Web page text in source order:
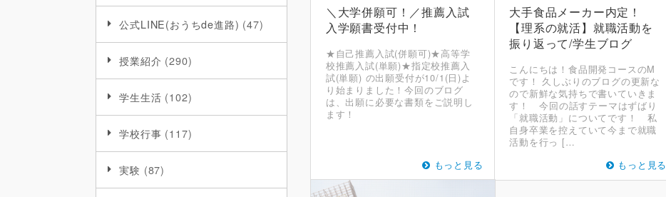
公式LINE(おうちde進路) (47)
授業紹介 (290)
学生生活 (102)
学校行事 (117)
実験 (87)
＼大学併願可！／推薦入試
入学願書受付中！
★自己推薦入試(併願可)★高等学
校推薦入試(単願)★指定校推薦入
試(単願) の出願受付が10/1(日)よ
り始まりました！今回のブログ
は、出願に必要な書類をご説明し
ます！
もっと見る
大手食品メーカー内定！
【理系の就活】就職活動を
振り返って/学生ブログ
こんにちは！食品開発コースのM
です！ 久しぶりのブログの更新な
ので新鮮な気持ちで書いていきま
す！ 今回の話すテーマはずばり
「就職活動」についてです！ 私
自身卒業を控えていて今まで就職
活動を行っ […
もっと見る